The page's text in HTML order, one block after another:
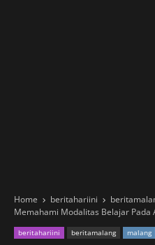
Home beritahariini
Memahami Modalitas Belajar Pada
beritahariini beritamalang malang